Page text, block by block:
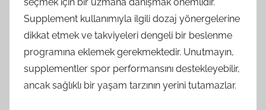
Supplement kullanımıyla ilgili dozaj yönergelerine
dikkat etmek ve takviyeleri dengeli bir beslenme
programına eklemek gerekmektedir. Unutmayın,
supplementler spor performansını destekleyebilir,
ancak sağlıklı bir yaşam tarzının yerini tutamazlar.